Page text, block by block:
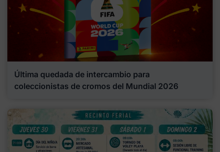
Última quedada de intercambio para
coleccionistas de cromos del Mundial 2026